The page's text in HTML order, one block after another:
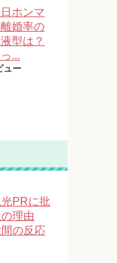
ホンマ
婚率の
型は？
...
ュー
PRに批
理由
の反応